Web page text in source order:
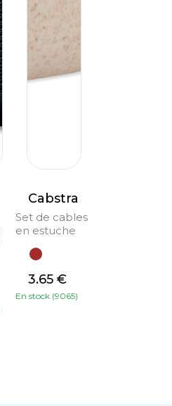
Cabstra
Set de cables
en estuche
3.65 €
En stock (9065)